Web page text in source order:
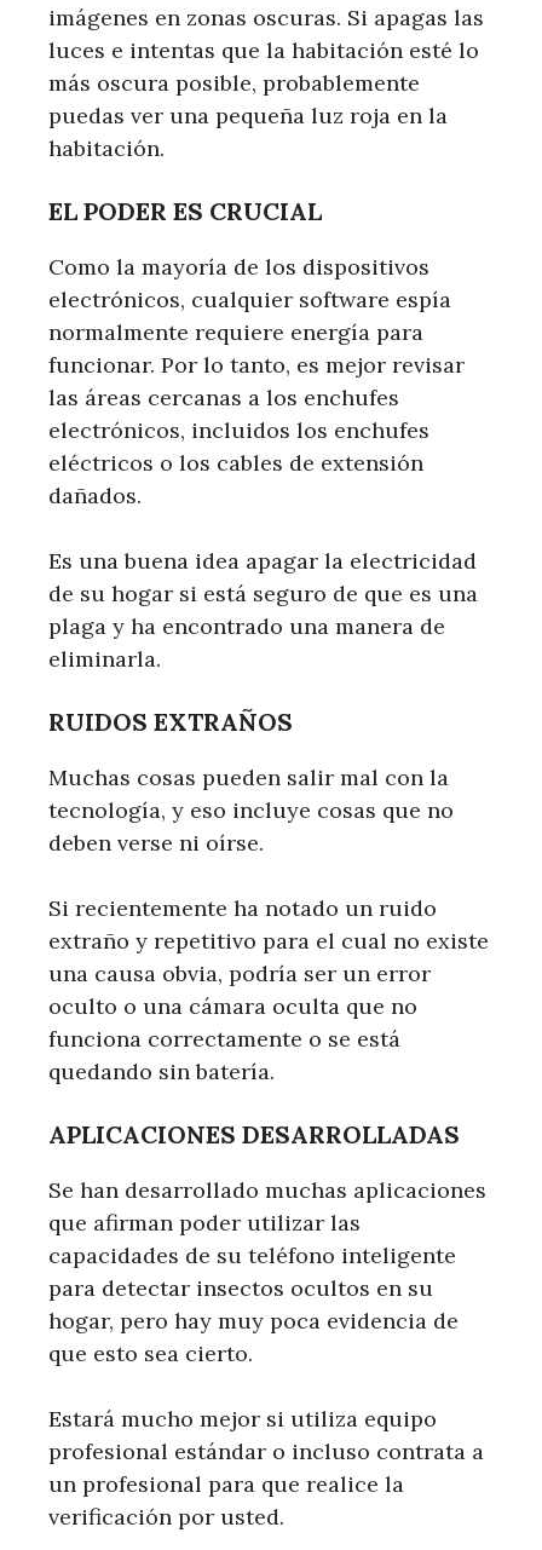
imágenes en zonas oscuras. Si apagas las
luces e intentas que la habitación esté lo
más oscura posible, probablemente
puedas ver una pequeña luz roja en la
habitación.
EL PODER ES CRUCIAL
Como la mayoría de los dispositivos
electrónicos, cualquier software espía
normalmente requiere energía para
funcionar. Por lo tanto, es mejor revisar
las áreas cercanas a los enchufes
electrónicos, incluidos los enchufes
eléctricos o los cables de extensión
dañados.
Es una buena idea apagar la electricidad
de su hogar si está seguro de que es una
plaga y ha encontrado una manera de
eliminarla.
RUIDOS EXTRAÑOS
Muchas cosas pueden salir mal con la
tecnología, y eso incluye cosas que no
deben verse ni oírse.
Si recientemente ha notado un ruido
extraño y repetitivo para el cual no existe
una causa obvia, podría ser un error
oculto o una cámara oculta que no
funciona correctamente o se está
quedando sin batería.
APLICACIONES DESARROLLADAS
Se han desarrollado muchas aplicaciones
que afirman poder utilizar las
capacidades de su teléfono inteligente
para detectar insectos ocultos en su
hogar, pero hay muy poca evidencia de
que esto sea cierto.
Estará mucho mejor si utiliza equipo
profesional estándar o incluso contrata a
un profesional para que realice la
verificación por usted.